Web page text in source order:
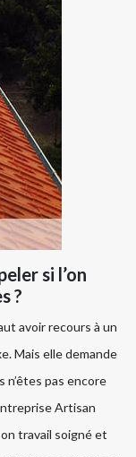
si l’on
?
avoir recours à un
Mais elle demande
n’êtes pas encore
Artisan
travail soigné et